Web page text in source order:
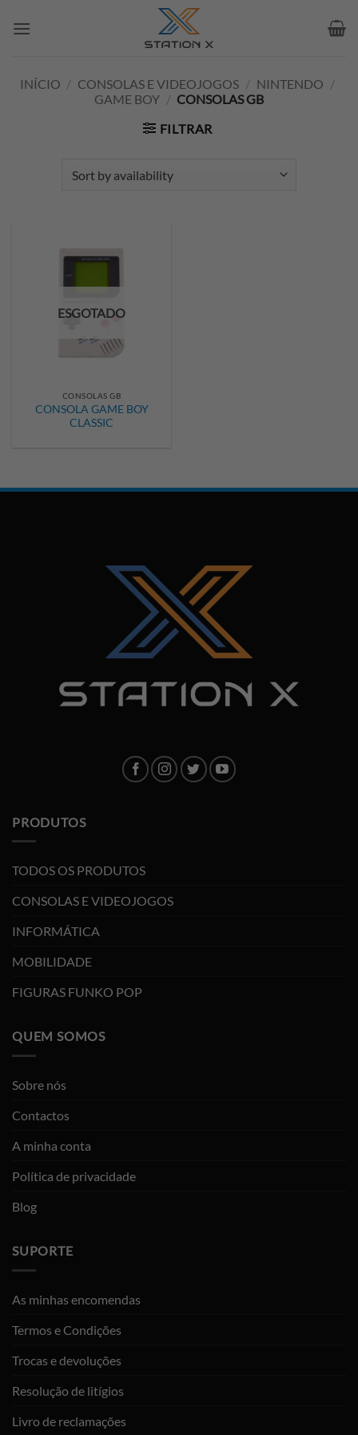
INÍCIO / CONSOLAS E VIDEOJOGOS / NINTENDO /
GAME BOY / CONSOLAS GB
FILTRAR
ESGOTADO
CONSOLAS GB
CONSOLA GAME BOY
CLASSIC
PRODUTOS
TODOS OS PRODUTOS
CONSOLAS E VIDEOJOGOS
INFORMÁTICA
MOBILIDADE
FIGURAS FUNKO POP
QUEM SOMOS
Sobre nós
Contactos
A minha conta
Política de privacidade
Blog
SUPORTE
As minhas encomendas
Termos e Condições
Trocas e devoluções
Resolução de litígios
Livro de reclamações